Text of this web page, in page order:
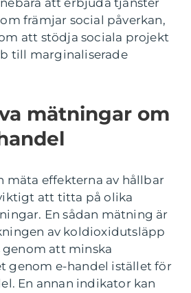
att erbjuda tjänster
främjar social påverkan,
att stödja sociala projekt
till marginaliserade
mätningar om
mäta effekterna av hållbar
att titta på olika
En sådan mätning är
av koldioxidutsläpp
genom att minska
genom e-handel istället för
En annan indikator kan